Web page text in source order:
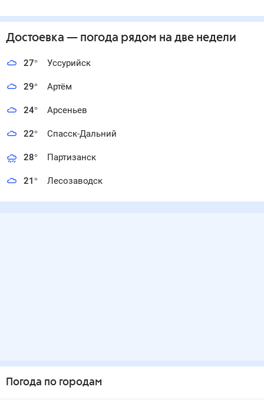
Достоевка — погода рядом на две недели
27° Уссурийск
29° Артём
24° Арсеньев
22° Спасск-Дальний
28° Партизанск
21° Лесозаводск
Погода по городам